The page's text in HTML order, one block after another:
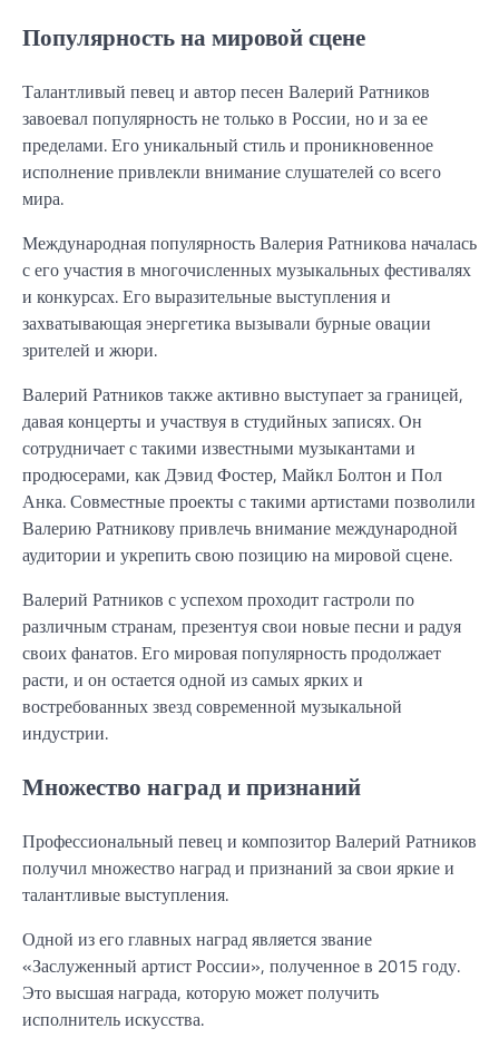
Популярность на мировой сцене
Талантливый певец и автор песен Валерий Ратников
завоевал популярность не только в России, но и за ее
пределами. Его уникальный стиль и проникновенное
исполнение привлекли внимание слушателей со всего
мира.
Международная популярность Валерия Ратникова началась
с его участия в многочисленных музыкальных фестивалях
и конкурсах. Его выразительные выступления и
захватывающая энергетика вызывали бурные овации
зрителей и жюри.
Валерий Ратников также активно выступает за границей,
давая концерты и участвуя в студийных записях. Он
сотрудничает с такими известными музыкантами и
продюсерами, как Дэвид Фостер, Майкл Болтон и Пол
Анка. Совместные проекты с такими артистами позволили
Валерию Ратникову привлечь внимание международной
аудитории и укрепить свою позицию на мировой сцене.
Валерий Ратников с успехом проходит гастроли по
различным странам, презентуя свои новые песни и радуя
своих фанатов. Его мировая популярность продолжает
расти, и он остается одной из самых ярких и
востребованных звезд современной музыкальной
индустрии.
Множество наград и признаний
Профессиональный певец и композитор Валерий Ратников
получил множество наград и признаний за свои яркие и
талантливые выступления.
Одной из его главных наград является звание
«Заслуженный артист России», полученное в 2015 году.
Это высшая награда, которую может получить
исполнитель искусства.